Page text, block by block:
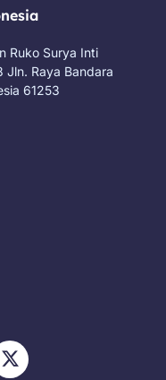
Ruko Surya Inti
Jln. Raya Bandara
61253
X
-